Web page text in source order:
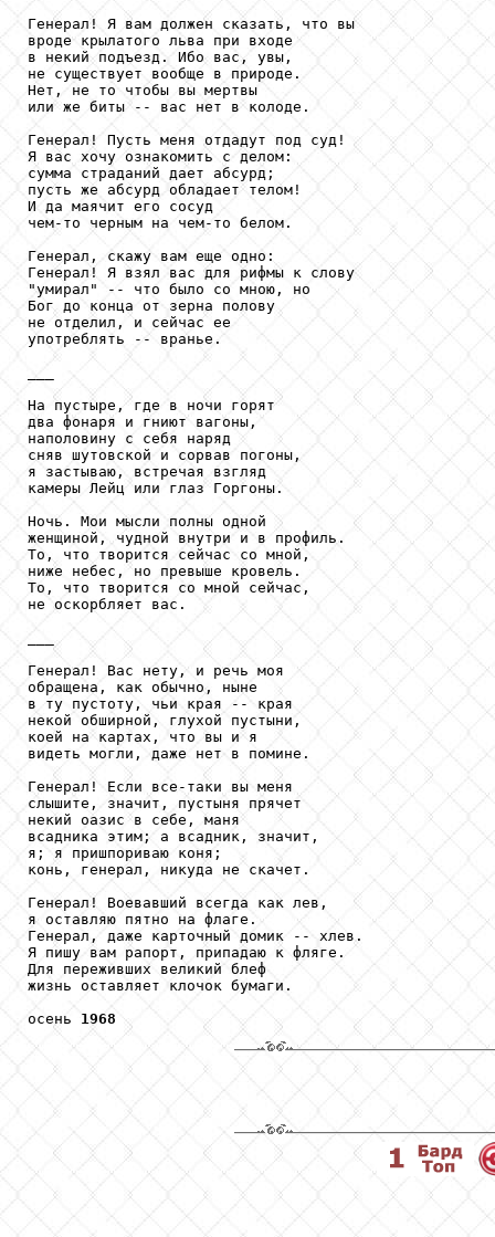
Генерал! Я вам должен сказать, что вы
вроде крылатого льва при входе
в некий подъезд. Ибо вас, увы,
не существует вообще в природе.
Нет, не то чтобы вы мертвы
или же биты -- вас нет в колоде.
Генерал! Пусть меня отдадут под суд!
Я вас хочу ознакомить с делом:
сумма страданий дает абсурд;
пусть же абсурд обладает телом!
И да маячит его сосуд
чем-то черным на чем-то белом.
Генерал, скажу вам еще одно:
Генерал! Я взял вас для рифмы к слову
"умирал" -- что было со мною, но
Бог до конца от зерна полову
не отделил, и сейчас ее
употреблять -- вранье.
На пустыре, где в ночи горят
два фонаря и гниют вагоны,
наполовину с себя наряд
сняв шутовской и сорвав погоны,
я застываю, встречая взгляд
камеры Лейц или глаз Горгоны.
Ночь. Мои мысли полны одной
женщиной, чудной внутри и в профиль.
То, что творится сейчас со мной,
ниже небес, но превыше кровель.
То, что творится со мной сейчас,
не оскорбляет вас.
Генерал! Вас нету, и речь моя
обращена, как обычно, ныне
в ту пустоту, чьи края -- края
некой обширной, глухой пустыни,
коей на картах, что вы и я
видеть могли, даже нет в помине.
Генерал! Если все-таки вы меня
слышите, значит, пустыня прячет
некий оазис в себе, маня
всадника этим; а всадник, значит,
я; я пришпориваю коня;
конь, генерал, никуда не скачет.
Генерал! Воевавший всегда как лев,
я оставляю пятно на флаге.
Генерал, даже карточный домик -- хлев.
Я пишу вам рапорт, припадаю к фляге.
Для переживших великий блеф
жизнь оставляет клочок бумаги.
осень 1968